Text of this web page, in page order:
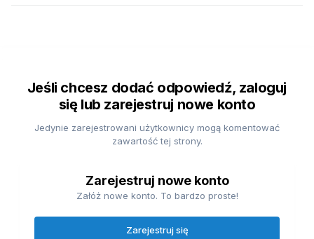
Jeśli chcesz dodać odpowiedź, zaloguj
się lub zarejestruj nowe konto
Jedynie zarejestrowani użytkownicy mogą komentować
zawartość tej strony.
Zarejestruj nowe konto
Załóż nowe konto. To bardzo proste!
Zarejestruj się